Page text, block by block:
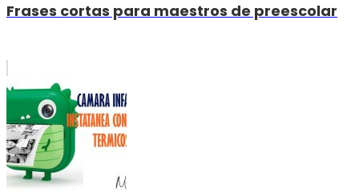
Frases cortas para maestros de preescolar